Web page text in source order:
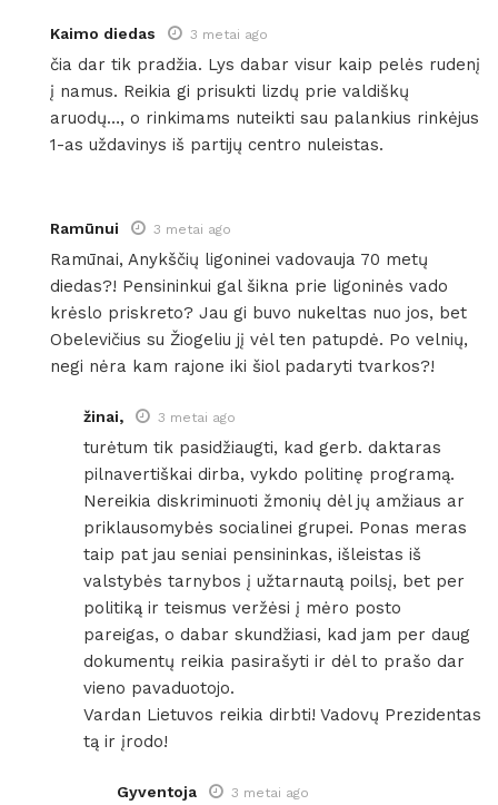
Kaimo diedas 3 metai ago
čia dar tik pradžia. Lys dabar visur kaip pelės rudenį
į namus. Reikia gi prisukti lizdų prie valdiškų
aruodų…, o rinkimams nuteikti sau palankius rinkėjus
1-as uždavinys iš partijų centro nuleistas.
Ramūnui 3 metai ago
Ramūnai, Anykščių ligoninei vadovauja 70 metų
diedas?! Pensininkui gal šikna prie ligoninės vado
krėslo priskreto? Jau gi buvo nukeltas nuo jos, bet
Obelevičius su Žiogeliu jį vėl ten patupdė. Po velnių,
negi nėra kam rajone iki šiol padaryti tvarkos?!
žinai, 3 metai ago
turėtum tik pasidžiaugti, kad gerb. daktaras
pilnavertiškai dirba, vykdo politinę programą.
Nereikia diskriminuoti žmonių dėl jų amžiaus ar
priklausomybės socialinei grupei. Ponas meras
taip pat jau seniai pensininkas, išleistas iš
valstybės tarnybos į užtarnautą poilsį, bet per
politiką ir teismus veržėsi į mėro posto
pareigas, o dabar skundžiasi, kad jam per daug
dokumentų reikia pasirašyti ir dėl to prašo dar
vieno pavaduotojo.
Vardan Lietuvos reikia dirbti! Vadovų Prezidentas
tą ir įrodo!
Gyventoja 3 metai ago